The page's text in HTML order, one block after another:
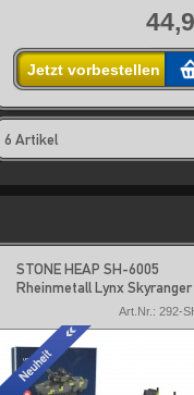
Jetzt vorbestellen
6 Artikel
STONE HEAP SH-6005
Rheinmetall Lynx Skyranger
Art.Nr.: 292-